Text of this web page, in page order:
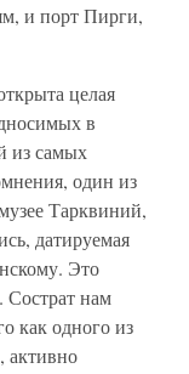
и порт Пирги,
целая
в
из самых
один из
Тарквиний,
датируемая
Это
Сострат нам
как одного из
активно